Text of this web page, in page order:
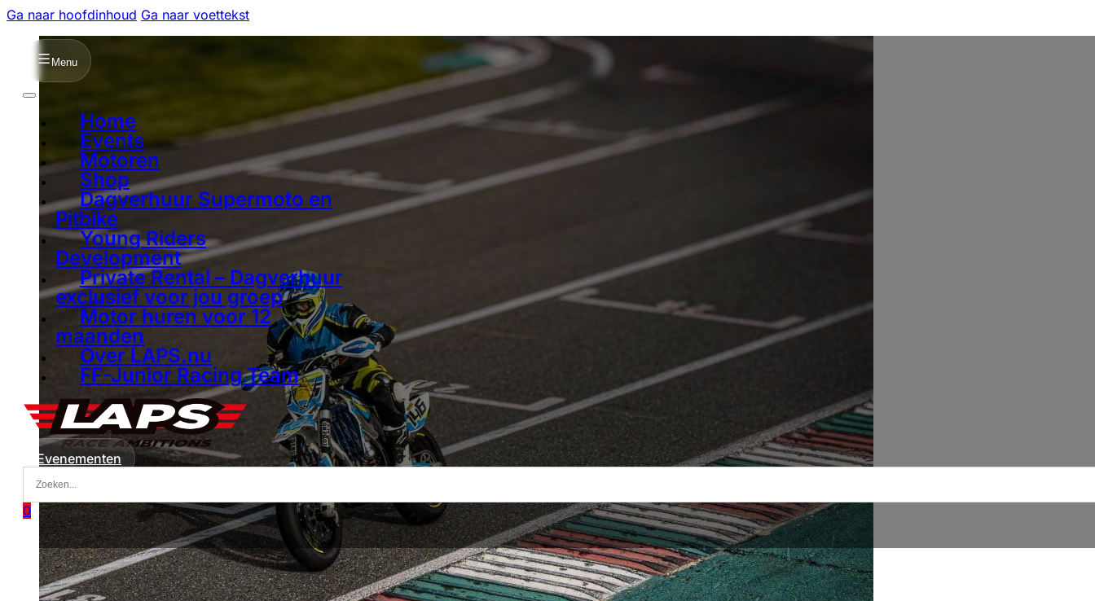
Ga naar hoofdinhoud Ga naar voettekst
Menu
Home
Events
Motoren
Shop
Dagverhuur Supermoto en
Pitbike
Young Riders
Development
Private Rental – Dagverhuur
exclusief voor jou groep
Motor huren voor 12
maanden
Over LAPS.nu
FF-Junior Racing Team
Evenementen
0